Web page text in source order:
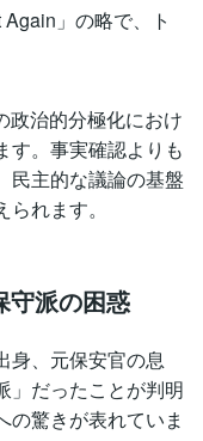
」の略で、ト
政治的分極化におけ
す。事実確認よりも
民主的な議論の基盤
れます。
守派の困惑
身、元保安官の息
」だったことが判明
の驚きが表れていま